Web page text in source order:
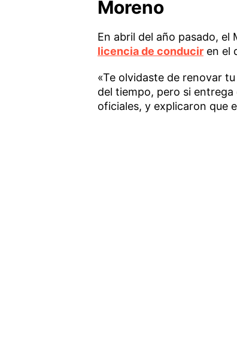
Moreno
En abril del año pasado,
licencia de conduciren el
«Te olvidaste de renovar
del tiempo, pero si entrega
oficiales, y explicaron que